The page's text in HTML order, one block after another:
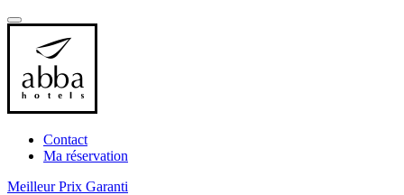
Contact
Ma réservation
Meilleur Prix Garanti